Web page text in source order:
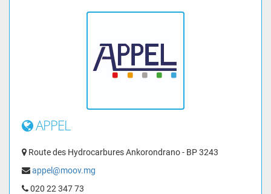
APPEL
Route des Hydrocarbures Ankorondrano - BP 3243
appel@moov.mg
020 22 347 73